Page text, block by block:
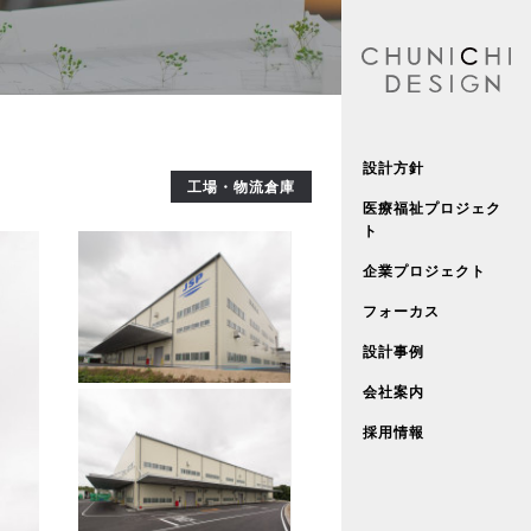
設計方針
医療福祉プロジェク
ト
企業プロジェクト
フォーカス
設計事例
会社案内
採用情報
工場・物流倉庫